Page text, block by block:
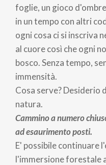
foglie, un gioco
in un tempo con altri
ogni cosa ci si inscriva
al cuore così che ogni
bosco. Senza tempo,
immensità.
Cosa serve? Desiderio
natura.
Cammino a numero
ad esaurimento posti.
E' possibile continuare
l'immersione forestale